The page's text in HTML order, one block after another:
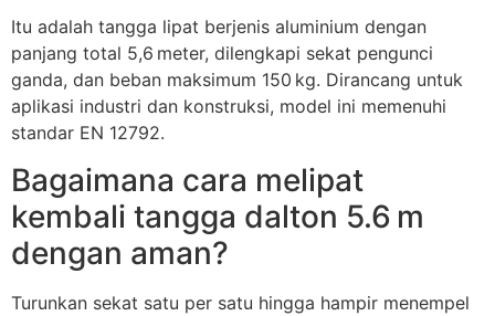
Itu adalah tangga lipat berjenis aluminium dengan
panjang total 5,6 meter, dilengkapi sekat pengunci
ganda, dan beban maksimum 150 kg. Dirancang untuk
aplikasi industri dan konstruksi, model ini memenuhi
standar EN 12792.
Bagaimana cara melipat
kembali tangga dalton 5.6 m
dengan aman?
Turunkan sekat satu per satu hingga hampir menempel